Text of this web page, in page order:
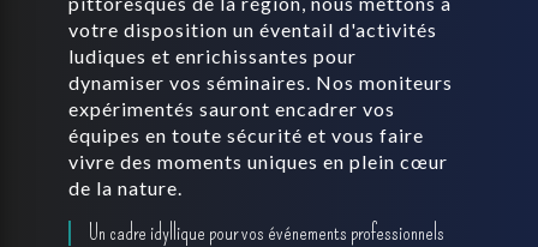
votre disposition un éventail d'activités
ludiques et enrichissantes pour
dynamiser vos séminaires. Nos moniteurs
expérimentés sauront encadrer vos
équipes en toute sécurité et vous faire
vivre des moments uniques en plein cœur
de la nature.
Un cadre idyllique pour vos événements professionnels